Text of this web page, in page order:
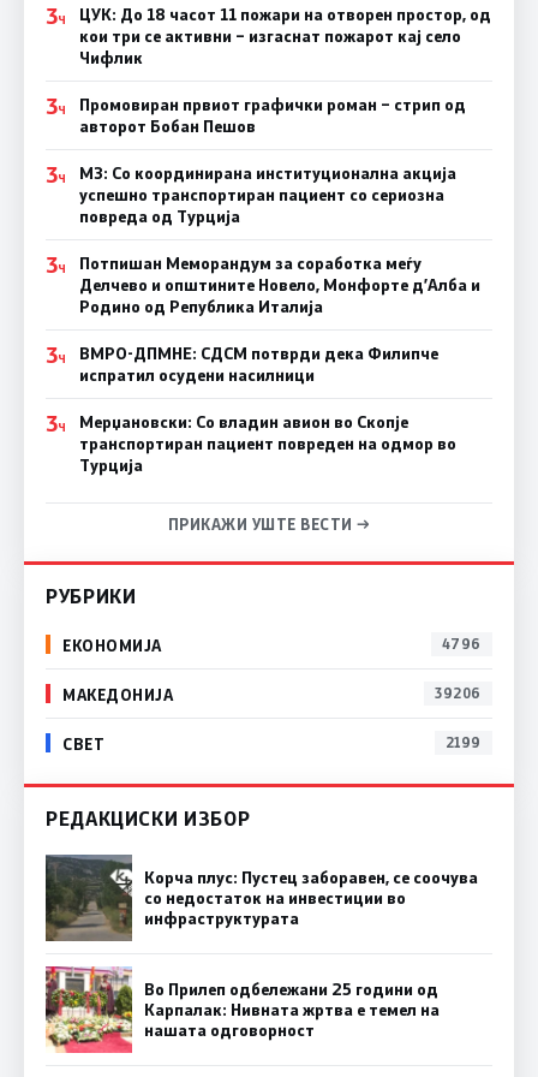
3Ч
ЦУК: До 18 часот 11 пожари на отворен простор, од
кои три се активни – изгаснат пожарот кај село
Чифлик
3Ч
Промовиран првиот графички роман – стрип од
авторот Бобан Пешов
3Ч
МЗ: Со координирана институционална акција
успешно транспортиран пациент со сериозна
повреда од Турција
3Ч
Потпишан Меморандум за соработка меѓу
Делчево и општините Новело, Монфорте д’Алба и
Родино од Република Италија
3Ч
ВМРО-ДПМНЕ: СДСM потврди дека Филипче
испратил осудени насилници
3Ч
Мерџановски: Со владин авион во Скопје
транспортиран пациент повреден на одмор во
Турција
ПРИКАЖИ УШТЕ ВЕСТИ →
РУБРИКИ
ЕКОНОМИЈА 4796
МАКЕДОНИЈА 39206
СВЕТ 2199
РЕДАКЦИСКИ ИЗБОР
Корча плус: Пустец заборавен, се соочува
со недостаток на инвестиции во
инфраструктурата
Во Прилеп одбележани 25 години од
Карпалак: Нивната жртва е темел на
нашата одговорност